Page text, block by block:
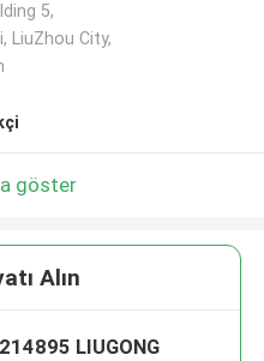
5,
LiuZhou City,
göster
Alın
LIUGONG